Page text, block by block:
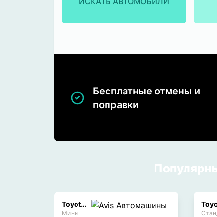
Бесплатные отмены и
поправки
Toyota Yaris
Мини